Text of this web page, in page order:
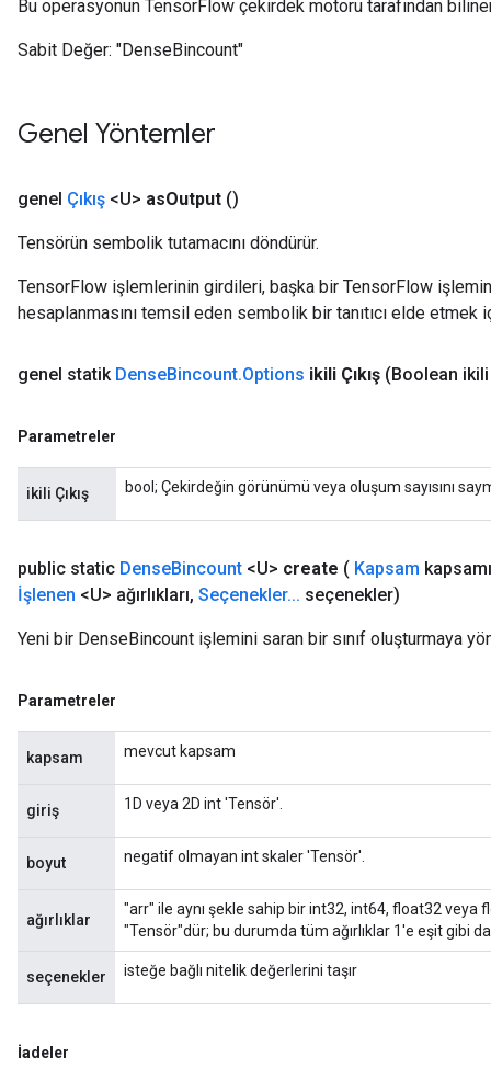
Bu operasyonun TensorFlow çekirdek motoru tarafından
Sabit Değer: "DenseBincount"
Genel Yöntemler
genel Çıkış <U> asOutput ()
Tensörün sembolik tutamacını döndürür.
TensorFlow işlemlerinin girdileri, başka bir TensorFlow
hesaplanmasını temsil eden sembolik bir tanıtıcı elde etmek
genel statik DenseBincount.Options ikili Çıkış (Boolean ikili
Parametreler
ikili Çıkış bool; Çekirdeğin görünümü veya oluşum sayısını
public static DenseBincount <U> create ( Kapsam kapsamı
İşlenen <U> ağırlıkları, Seçenekler... seçenekler)
Yeni bir DenseBincount işlemini saran bir sınıf oluşturmaya
Parametreler
kapsam mevcut kapsam
giriş 1D veya 2D int 'Tensör'.
boyut negatif olmayan int skaler 'Tensör'.
ağırlıklar
"arr" ile aynı şekle sahip bir int32, int64, float32 veya
"Tensör"dür; bu durumda tüm ağırlıklar 1'e eşit gibi
seçenekler isteğe bağlı nitelik değerlerini taşır
İadeler